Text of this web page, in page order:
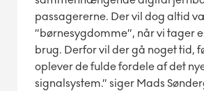
passagererne. Der vil dog altid
”børnesygdomme”, når vi tager
brug. Derfor vil der gå noget tid,
oplever de fulde fordele af det
signalsystem.” siger Mads